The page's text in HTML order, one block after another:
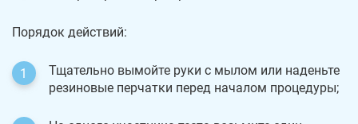
Порядок действий:
Тщательно вымойте руки с мылом или наденьте
резиновые перчатки перед началом процедуры;